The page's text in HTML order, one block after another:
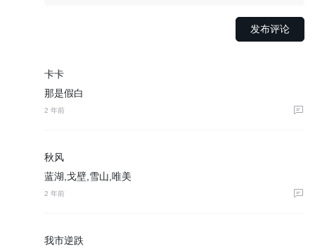
卡卡
那是假白
2 年前
秋风
蓝湖,戈壁,雪山,唯美
2 年前
我市逆跌